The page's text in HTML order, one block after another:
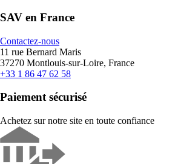
SAV en France
Contactez-nous
11 rue Bernard Maris
37270 Montlouis-sur-Loire, France
+33 1 86 47 62 58
Paiement sécurisé
Achetez sur notre site en toute confiance